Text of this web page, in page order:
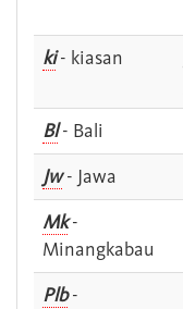
ki- kiasan
Bl- Bali
Jw- Jawa
Mk-
Minangkabau
Plb-